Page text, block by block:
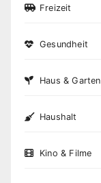
Freizeit
Gesundheit
Haus & Garten
Haushalt
Kino & Filme